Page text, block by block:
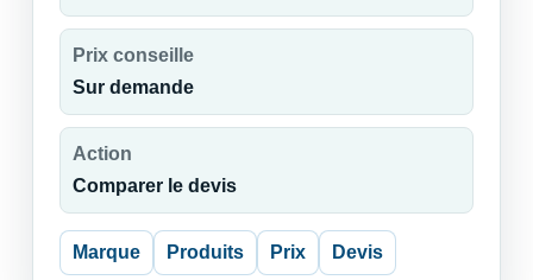
Prix conseille
Sur demande
Action
Comparer le devis
Marque Produits Prix Devis